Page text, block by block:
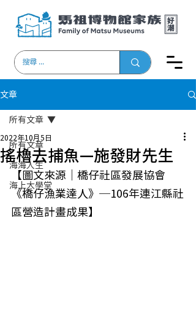
文章
所有文章
海海人生
海上大學堂
所有文章
搖櫓去捕魚—施發財先生
2022年10月5日
【圖文來源｜橋仔社區發展協會
《橋仔漁業達人》─106年連江縣社
區營造計畫成果】